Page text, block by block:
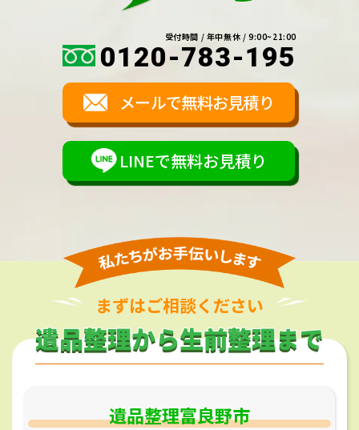
受付時間 / 年中無休 / 9:00~21:00
0120-783-195
メールで無料お見積り
LINEで無料お見積り
まずはご相談ください
遺品整理から生前整理まで
遺品整理から生前整理まで
遺品整理富良野市